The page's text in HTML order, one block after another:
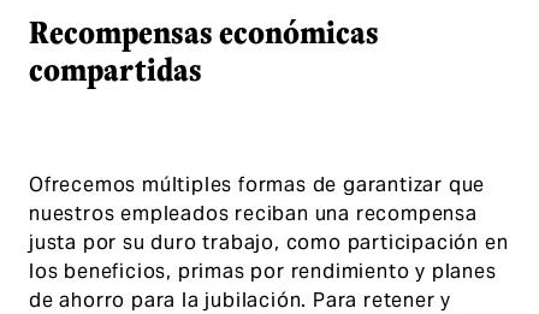
Recompensas económicas
compartidas
Ofrecemos múltiples formas de garantizar que
nuestros empleados reciban una recompensa
justa por su duro trabajo, como participación en
los beneficios, primas por rendimiento y planes
de ahorro para la jubilación. Para retener y